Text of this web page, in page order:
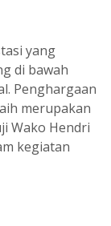
yang
di bawah
Penghargaan
merupakan
Wako Hendri
kegiatan